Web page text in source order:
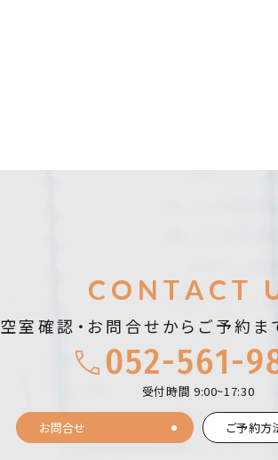
お問合せ
CONTACT
空室確認・お問合せから ご予約ま
052-561-
受付時間 9:00~17:30
お問合せ ご予約方